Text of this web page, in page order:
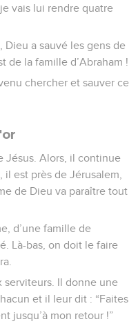
je vais lui rendre quatre
Dieu a sauvé les gens de
de la famille d’Abraham !
chercher et sauver ce
Jésus. Alors, il continue
est près de Jérusalem,
de Dieu va paraître tout
d’une famille de
Là-bas, on doit le faire
serviteurs. Il donne une
et il leur dit : “Faites
jusqu’à mon retour !”